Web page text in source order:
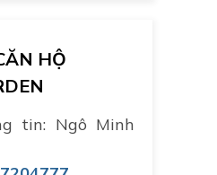
HỘ
tin: Ngô Minh